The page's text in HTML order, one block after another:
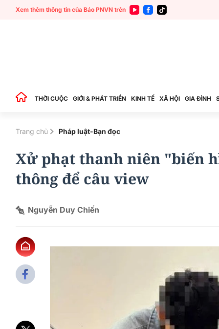
Xem thêm thông tin của Báo PNVN trên
THỜI CUỘC GIỚI & PHÁT TRIỂN KINH TẾ XÃ HỘI GIA ĐÌNH
Trang chủ Pháp luật-Bạn đọc
Xử phạt thanh niên "biến
thông để câu view
Nguyễn Duy Chiến